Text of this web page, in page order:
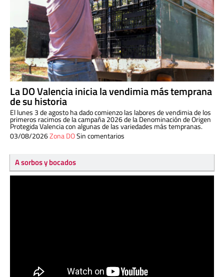
La DO Valencia inicia la vendimia más temprana
de su historia
El lunes 3 de agosto ha dado comienzo las labores de vendimia de los
primeros racimos de la campaña 2026 de la Denominación de Origen
Protegida Valencia con algunas de las variedades más tempranas.
03/08/2026Zona DOSin comentarios
A sorbos y bocados